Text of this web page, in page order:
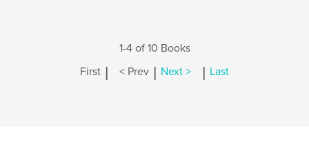
1-4 of 10 Books
First | < Prev | Next > | Last